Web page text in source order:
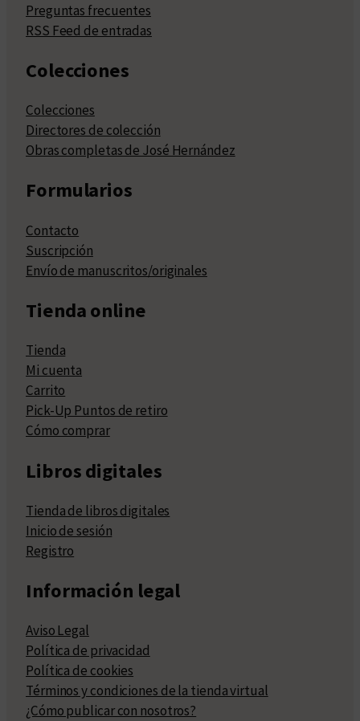
Preguntas frecuentes
RSS Feed de entradas
Colecciones
Colecciones
Directores de colección
Obras completas de José Hernández
Formularios
Contacto
Suscripción
Envío de manuscritos/originales
Tienda online
Tienda
Mi cuenta
Carrito
Pick-Up Puntos de retiro
Cómo comprar
Libros digitales
Tienda de libros digitales
Inicio de sesión
Registro
Información legal
Aviso Legal
Política de privacidad
Política de cookies
Términos y condiciones de la tienda virtual
¿Cómo publicar con nosotros?